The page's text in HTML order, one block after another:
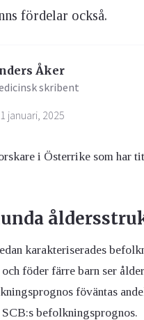
fördelar också.
Åker
skribent
januari, 2025
i Österrike som har
karakteriserades
föder färre barn ser
föväntas
befolkningsprognos.